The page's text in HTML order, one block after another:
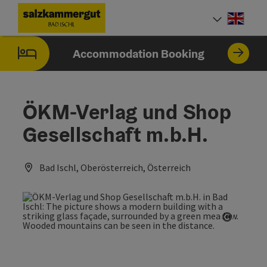
Accesskey
[0]
Accesskey
[1]
Accesskey
[2]
Accesskey
[7]
Accommodation Booking
ÖKM-Verlag und Shop
Gesellschaft m.b.H.
Bad Ischl, Oberösterreich, Österreich